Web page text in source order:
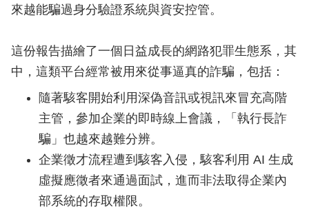
來越能騙過身分驗證系統與資安控管。
這份報告描繪了一個日益成長的網路犯罪生態系，其
中，這類平台經常被用來從事逼真的詐騙，包括：
隨著駭客開始利用深偽音訊或視訊來冒充高階
主管，參加企業的即時線上會議，「執行長詐
騙」也越來越難分辨。
企業徵才流程遭到駭客入侵，駭客利用 AI 生成
虛擬應徵者來通過面試，進而非法取得企業內
部系統的存取權限。